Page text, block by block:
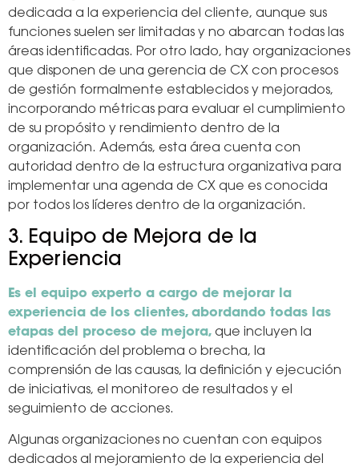
dedicada a la experiencia del cliente, aunque sus
funciones suelen ser limitadas y no abarcan todas las
áreas identificadas. Por otro lado, hay organizaciones
que disponen de una gerencia de CX con procesos
de gestión formalmente establecidos y mejorados,
incorporando métricas para evaluar el cumplimiento
de su propósito y rendimiento dentro de la
organización. Además, esta área cuenta con
autoridad dentro de la estructura organizativa para
implementar una agenda de CX que es conocida
por todos los líderes dentro de la organización.
3. Equipo de Mejora de la
Experiencia
Es el equipo experto a cargo de mejorar la
experiencia de los clientes, abordando todas las
etapas del proceso de mejora, que incluyen la
identificación del problema o brecha, la
comprensión de las causas, la definición y ejecución
de iniciativas, el monitoreo de resultados y el
seguimiento de acciones.
Algunas organizaciones no cuentan con equipos
dedicados al mejoramiento de la experiencia del